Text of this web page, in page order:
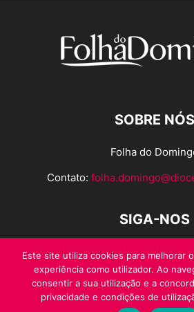
SOBRE NÓS
Folha do
Contato:
SIGA-NOS
Este site utiliza cookies para melhorar
experiência como utilizador. Ao
consentir a sua utilização e a
privacidade e condições de